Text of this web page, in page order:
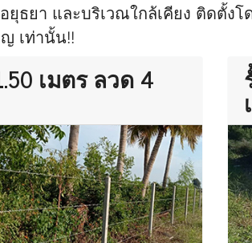
ยุธยา และบริเวณใกล้เคียง ติดตั้งโ
เท่านั้น!!
เมตร ลวด 4